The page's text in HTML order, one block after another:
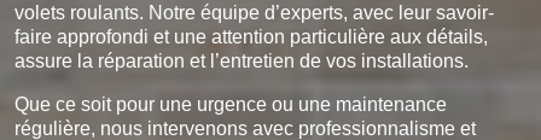
volets roulants. Notre équipe d’experts, avec leur savoir-
faire approfondi et une attention particulière aux détails,
assure la réparation et l’entretien de vos installations.
Que ce soit pour une urgence ou une maintenance
régulière, nous intervenons avec professionnalisme et